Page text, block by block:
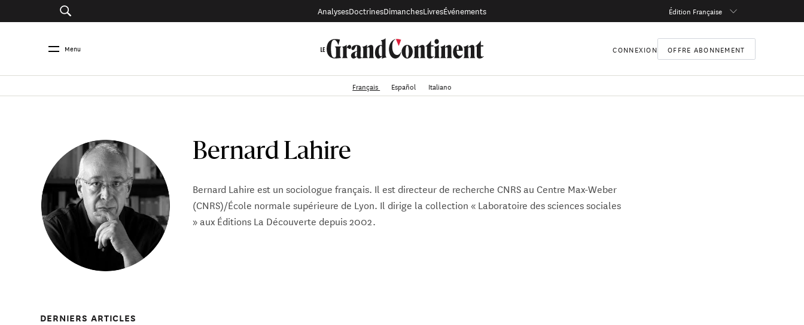
AnalysesDoctrinesDimanchesLivresÉvénements Édition Française
Menu CONNEXION OFFRE ABONNEMENT
Français Español Italiano
Bernard Lahire
Bernard Lahire est un sociologue français. Il est directeur de recherche CNRS au Centre Max-Weber
(CNRS)/École normale supérieure de Lyon. Il dirige la collection « Laboratoire des sciences sociales
» aux Éditions La Découverte depuis 2002.
DERNIERS ARTICLES